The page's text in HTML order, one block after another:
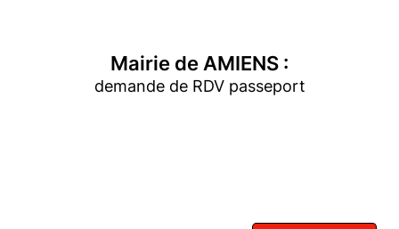
Mairie de AMIENS :
demande de RDV passeport